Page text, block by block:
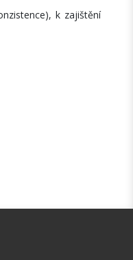
k zajištění